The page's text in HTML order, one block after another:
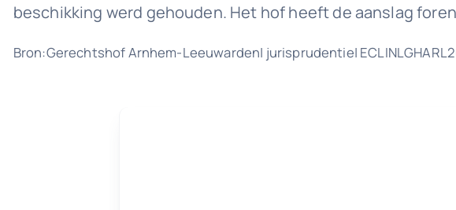
beschikking werd gehouden. Het hof heeft de aanslag
Bron:Gerechtshof Arnhem-Leeuwarden| jurisprudentie|